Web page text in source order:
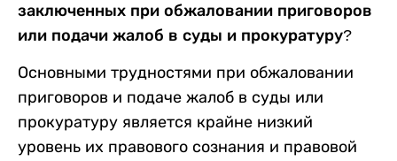
заключенных при обжаловании приговоров
или подачи жалоб в суды и прокуратуру?
Основными трудностями при обжаловании
приговоров и подаче жалоб в суды или
прокуратуру является крайне низкий
уровень их правового сознания и правовой